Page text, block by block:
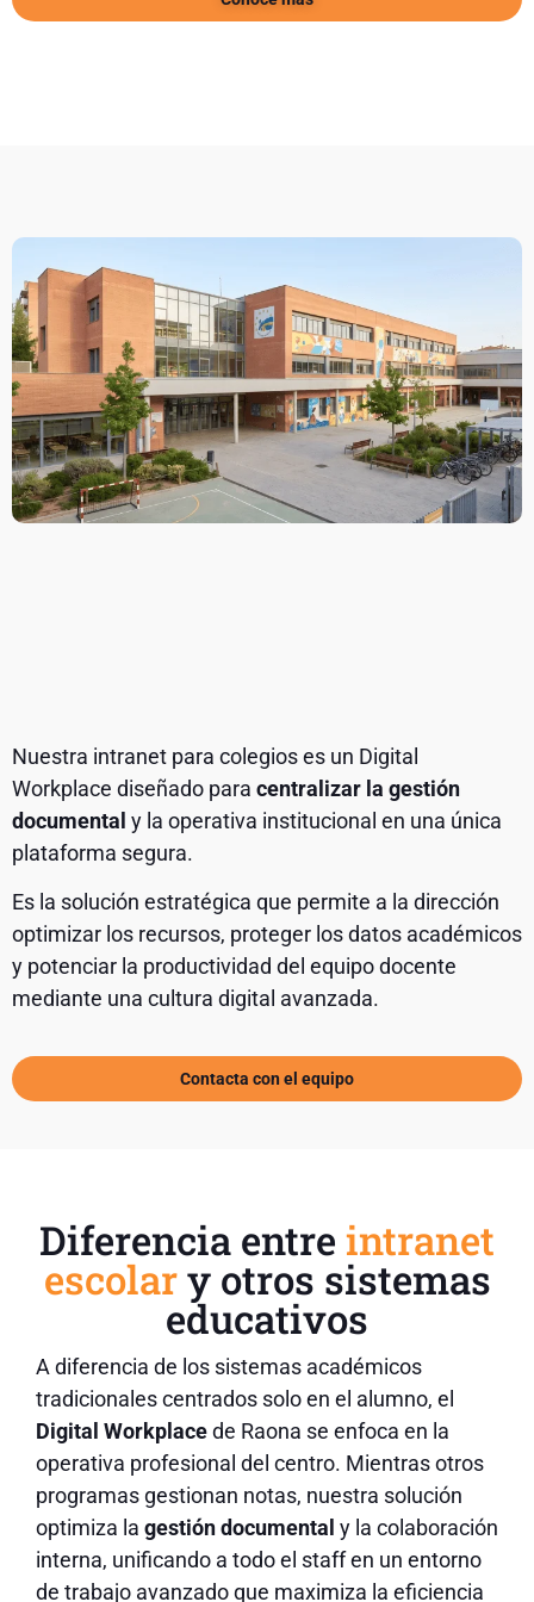
Nuestra intranet para colegios es un Digital
Workplace diseñado para centralizar la gestión
documental y la operativa institucional en una única
plataforma segura.
Es la solución estratégica que permite a la dirección
optimizar los recursos, proteger los datos académicos
y potenciar la productividad del equipo docente
mediante una cultura digital avanzada.
Contacta con el equipo
Diferencia entre intranet
escolary otros sistemas
educativos
A diferencia de los sistemas académicos
tradicionales centrados solo en el alumno, el
Digital Workplacede Raona se enfoca en la
operativa profesional del centro. Mientras otros
programas gestionan notas, nuestra solución
optimiza la gestión documental y la colaboración
interna, unificando a todo el staff en un entorno
de trabajo avanzado que maximiza la eficiencia